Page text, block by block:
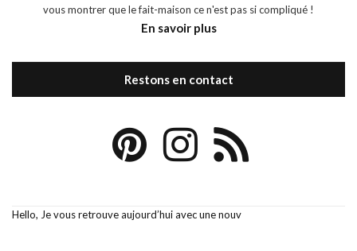
vous montrer que le fait-maison ce n'est pas si compliqué !
En savoir plus
Restons en contact
Hello, Je vous retrouve aujourd’hui avec une nouv